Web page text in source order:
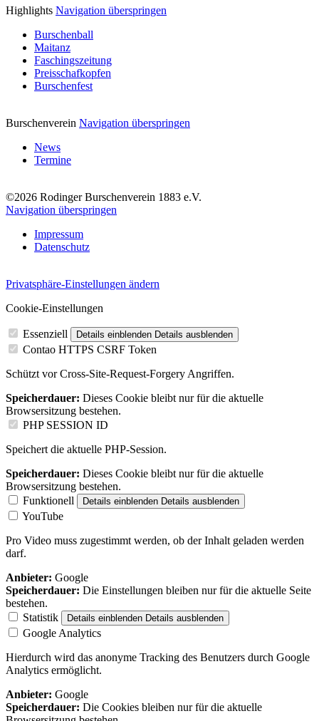
Highlights Navigation überspringen
Burschenball
Maitanz
Faschingszeitung
Preisschafkopfen
Burschenfest
Burschenverein Navigation überspringen
News
Termine
©2026 Rodinger Burschenverein 1883 e.V.
Navigation überspringen
Impressum
Datenschutz
Privatsphäre-Einstellungen ändern
Cookie-Einstellungen
Essenziell Details einblenden Details ausblenden
Contao HTTPS CSRF Token
Schützt vor Cross-Site-Request-Forgery Angriffen.
Speicherdauer: Dieses Cookie bleibt nur für die aktuelle
Browsersitzung bestehen.
PHP SESSION ID
Speichert die aktuelle PHP-Session.
Speicherdauer: Dieses Cookie bleibt nur für die aktuelle
Browsersitzung bestehen.
Funktionell
Details einblenden Details ausblenden
YouTube
Pro Video muss zugestimmt werden, ob der Inhalt geladen werden
darf.
Anbieter: Google
Speicherdauer: Die Einstellungen bleiben nur für die aktuelle Seite
bestehen.
Statistik
Details einblenden Details ausblenden
Google Analytics
Hierdurch wird das anonyme Tracking des Benutzers durch Google
Analytics ermöglicht.
Anbieter: Google
Speicherdauer: Die Cookies bleiben nur für die aktuelle